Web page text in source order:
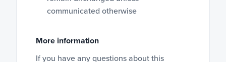
communicated otherwise
More information
If you have any questions about this